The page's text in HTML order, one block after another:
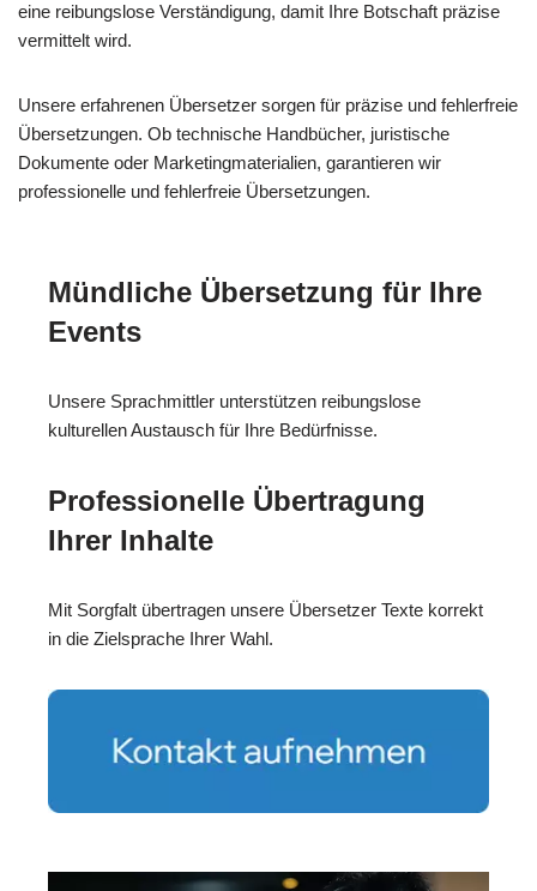
eine reibungslose Verständigung, damit Ihre Botschaft präzise
vermittelt wird.
Unsere erfahrenen Übersetzer sorgen für präzise und fehlerfreie
Übersetzungen. Ob technische Handbücher, juristische
Dokumente oder Marketingmaterialien, garantieren wir
professionelle und fehlerfreie Übersetzungen.
Mündliche Übersetzung für Ihre
Events
Unsere Sprachmittler unterstützen reibungslose
kulturellen Austausch für Ihre Bedürfnisse.
Professionelle Übertragung
Ihrer Inhalte
Mit Sorgfalt übertragen unsere Übersetzer Texte korrekt
in die Zielsprache Ihrer Wahl.